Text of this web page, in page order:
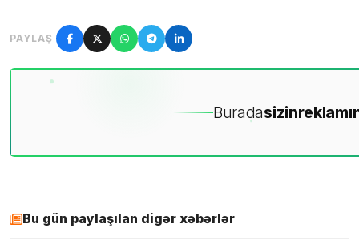
PAYLAŞ
Buradasizin
Bu gün paylaşılan digər xəbərlər